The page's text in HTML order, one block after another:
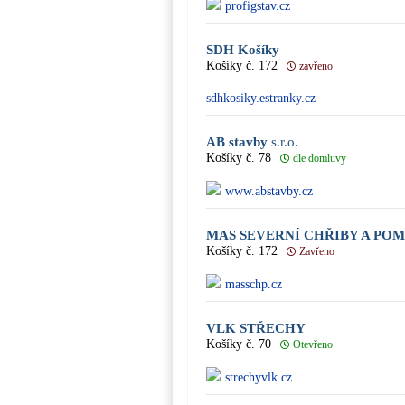
profigstav.cz
SDH Košíky
Košíky č. 172 zavřeno
sdhkosiky.estranky.cz
AB stavby s.r.o.
Košíky č. 78 dle domluvy
www.abstavby.cz
MAS SEVERNÍ CHŘIBY A
Košíky č. 172 Zavřeno
masschp.cz
VLK STŘECHY
Košíky č. 70 Otevřeno
strechyvlk.cz